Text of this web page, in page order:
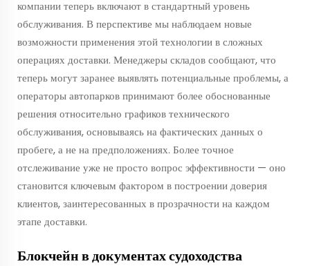
компании теперь включают в стандартный уровень
обслуживания. В перспективе мы наблюдаем новые
возможности применения этой технологии в сложных
операциях доставки. Менеджеры складов сообщают, что
теперь могут заранее выявлять потенциальные проблемы, а
операторы автопарков принимают более обоснованные
решения относительно графиков технического
обслуживания, основываясь на фактических данных о
пробеге, а не на предположениях. Более точное
отслеживание уже не просто вопрос эффективности — оно
становится ключевым фактором в построении доверия
клиентов, заинтересованных в прозрачности на каждом
этапе доставки.
Блокчейн в документах судоходства